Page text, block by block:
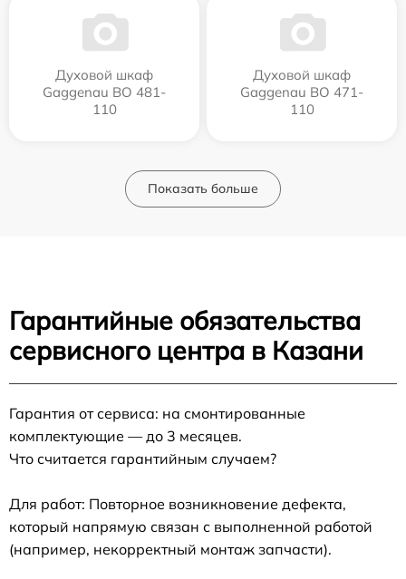
Духовой шкаф
Gaggenau BO 481-
110
Духовой шкаф
Gaggenau BO 471-
110
Показать больше
Гарантийные обязательства
сервисного центра в Казани
Гарантия от сервиса: на смонтированные
комплектующие — до 3 месяцев.
Что считается гарантийным случаем?
Для работ: Повторное возникновение дефекта,
который напрямую связан с выполненной работой
(например, некорректный монтаж запчасти).